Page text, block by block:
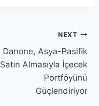
NEXT
Danone, Asya-Pasifik
Satın Almasıyla İçecek
Portföyünü
Güçlendiriyor